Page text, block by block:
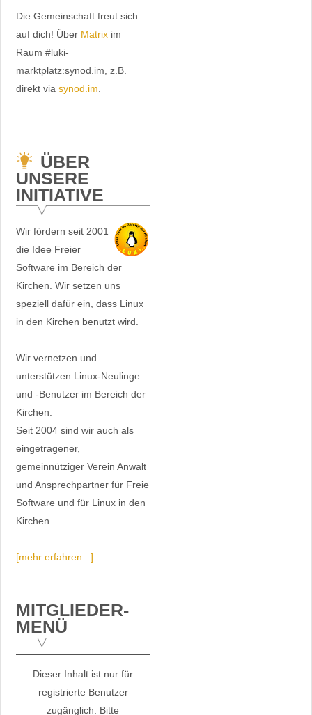
Die Gemeinschaft freut sich
auf dich! Über Matrixim
Raum #luki-
marktplatz:synod.im, z.B.
direkt via synod.im
ÜBER
UNSERE
INITIATIVE
Wir fördern seit 2001
die Idee Freier
Software im Bereich der
Kirchen. Wir setzen uns
speziell dafür ein, dass Linux
in den Kirchen benutzt wird.
Wir vernetzen und
unterstützen Linux-Neulinge
und -Benutzer im Bereich der
Kirchen.
Seit 2004 sind wir auch als
eingetragener,
gemeinnütziger Verein Anwalt
und Ansprechpartner für Freie
Software und für Linux in den
Kirchen.
[mehr erfahren...]
MITGLIEDER-
MENÜ
Dieser Inhalt ist nur für
registrierte Benutzer
zugänglich. Bitte